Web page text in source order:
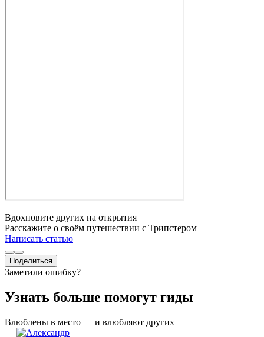
Вдохновите других на открытия
Расскажите о своём путешествии с Трипстером
Написать статью
Поделиться
Заметили ошибку?
Узнать больше помогут гиды
Влюблены в место — и влюбляют других